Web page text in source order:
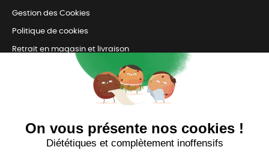
Gestion des Cookies
Politique de cookies
Retrait en magasin et livraison
Nous sommes connectés
pour répondre à tous vos besoins